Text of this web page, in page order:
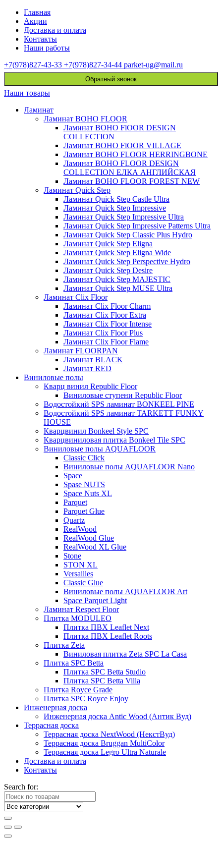
Главная
Акции
Доставка и оплата
Контакты
Наши работы
+7(978)827-43-33 +7(978)827-34-44 parket-ug@mail.ru
Обратный звонок
Наши товары
Ламинат
Ламинат BOHO FLOOR
Ламинат BOHO FlOOR DESIGN
COLLECTION
Ламинат BOHO FlOOR VILLAGE
Ламинат BOHO FLOOR HERRINGBONE
Ламинат BOHO FLOOR DESIGN
COLLECTION ЕЛКА АНГЛИЙСКАЯ
Ламинат BOHO FLOOR FOREST NEW
Ламинат Quick Step
Ламинат Quick Step Castle Ultra
Ламинат Quick Step Impressive
Ламинат Quick Step Impressive Ultra
Ламинат Quick Step Impressive Patterns Ultra
Ламинат Quick Step Classic Plus Hydro
Ламинат Quick Step Eligna
Ламинат Quick Step Eligna Wide
Ламинат Quick Step Perspective Hydro
Ламинат Quick Step Desire
Ламинат Quick Step MAJESTIC
Ламинат Quick Step MUSE Ultra
Ламинат Clix Floor
Ламинат Clix Floor Charm
Ламинат Clix Floor Extra
Ламинат Clix Floor Intense
Ламинат Clix Floor Plus
Ламинат Clix Floor Flame
Ламинат FLOORPAN
Ламинат BLACK
Ламинат RED
Виниловые полы
Кварц винил Republic Floor
Виниловые ступени Republic Floor
Водостойкий SPS ламинат BONKEEL PINE
Водостойкий SPS ламинат TARKETT FUNKY
HOUSE
Кварцвинил Bonkeel Style SPC
Кварцвиниловая плитка Bonkeel Tile SPC
Виниловые полы AQUAFLOOR
Classic Click
Виниловые полы AQUAFLOOR Nano
Space
Spase NUTS
Space Nuts XL
Parquet
Parquet Glue
Quartz
RealWood
RealWood Glue
RealWood XL Glue
Stone
STON XL
Versailles
Classic Glue
Виниловые полы AQUAFLOOR Art
Space Parquet Light
Ламинат Respect Floor
Плитка MODULEO
Плитка ПВХ Leaflet Next
Плитка ПВХ Leaflet Roots
Плитка Zeta
Виниловая плитка Zeta SPC La Casa
Плитка SPC Betta
Плитка SPC Betta Studio
Плитка SPC Betta Villa
Плитка Royce Grade
Плитка SPC Royce Enjoy
Инженерная доска
Инженерная доска Antic Wood (Антик Вуд)
Террасная доска
Террасная доска NextWood (НекстВуд)
Террасная доска Bruggan MultiColor
Террасная доска Legro Ultra Naturale
Доставка и оплата
Контакты
Search for: